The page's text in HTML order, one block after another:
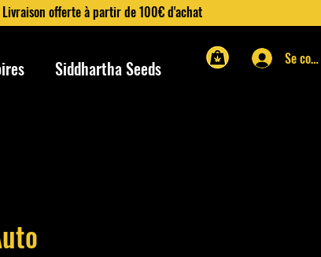
Livraison offerte à partir de 100€ d'achat
Siddhartha Seeds Se